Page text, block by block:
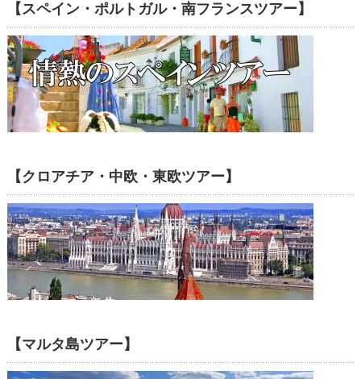
【スペイン・ポルトガル・南フランスツアー】
【クロアチア・中欧・東欧ツアー】
【マルタ島ツアー】